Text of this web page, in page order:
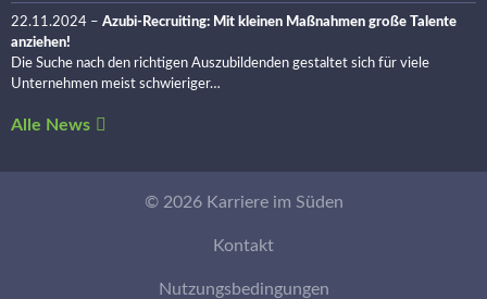
22.11.2024 – Azubi-Recruiting: Mit kleinen Maßnahmen große Talente
anziehen!
Die Suche nach den richtigen Auszubildenden gestaltet sich für viele
Unternehmen meist schwieriger…
Alle News
© 2026 Karriere im Süden
Kontakt
Nutzungsbedingungen